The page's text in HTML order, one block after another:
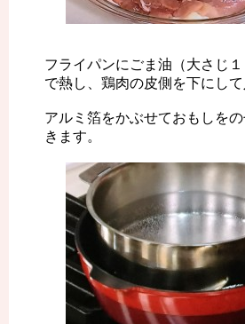
フライパンにごま油（大さじ
で熱し、鶏肉の皮側を下にして
アルミ箔をかぶせておもしを
きます。